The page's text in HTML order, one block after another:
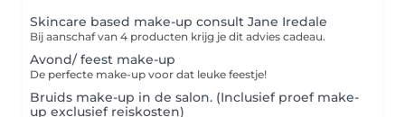
Skincare based make-up consult Jane Iredale
Bij aanschaf van 4 producten krijg je dit advies cadeau.
Avond/ feest make-up
De perfecte make-up voor dat leuke feestje!
Bruids make-up in de salon. (Inclusief proef make-
up exclusief reiskosten)